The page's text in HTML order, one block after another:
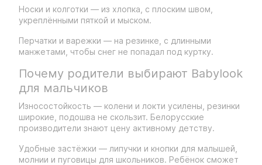
Носки и колготки — из хлопка, с плоским швом,
укреплёнными пяткой и мыском.
Перчатки и варежки — на резинке, с длинными
манжетами, чтобы снег не попадал под куртку.
Почему родители выбирают Babylook
для мальчиков
Износостойкость — колени и локти усилены, резинки
широкие, подошва не скользит. Белорусские
производители знают цену активному детству.
Удобные застёжки — липучки и кнопки для малышей,
молнии и пуговицы для школьников. Ребёнок сможет